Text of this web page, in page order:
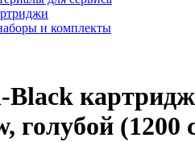
и комплекты
голубой (1200